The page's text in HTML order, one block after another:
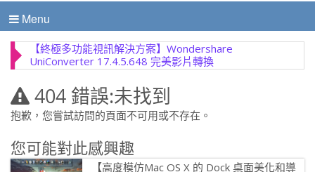
Menu
【終極多功能視訊解決方案】Wondershare
UniConverter 17.4.5.648 完美影片轉換
404 錯誤:未找到
抱歉，您嘗試訪問的頁面不可用或不存在。
您可能對此感興趣
【高度模仿Mac OS X 的 Dock 桌面美化和導